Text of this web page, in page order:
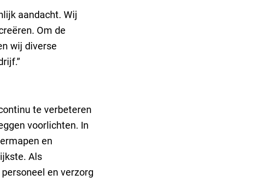
aandacht. Wij
Om de
wij diverse
te verbeteren
voorlichten. In
en
Als
en verzorg